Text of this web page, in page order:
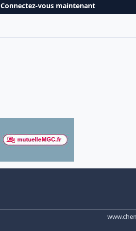
Connectez-vous maintenant